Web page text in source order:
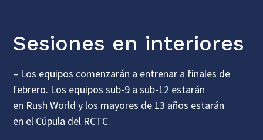
Sesiones en interiores
– Los equipos comenzarán a entrenar a finales de
febrero. Los equipos sub-9 a sub-12 estarán
en Rush World y los mayores de 13 años estarán
en el Cúpula del RCTC.